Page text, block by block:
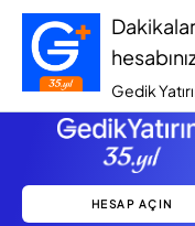
Gedik
HESAP AÇIN